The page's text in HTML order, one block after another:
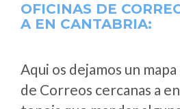
OFICINAS DE
A EN CANTABRIA:
Aqui os dejamos un
de Correos cercanas a